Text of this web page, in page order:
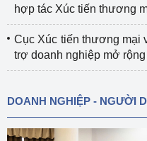
hợp tác Xúc tiến thương
Cục Xúc tiến thương mại
trợ doanh nghiệp mở
DOANH NGHIỆP - NGƯỜI